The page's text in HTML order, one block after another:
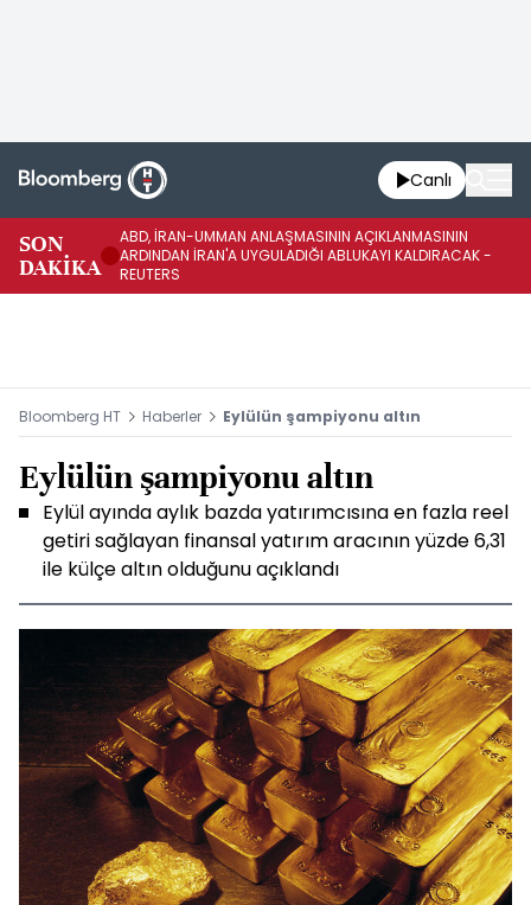
Canlı
SON
DAKİKA
ABD, İRAN-UMMAN ANLAŞMASININ AÇIKLANMASININ
ARDINDAN İRAN'A UYGULADIĞI ABLUKAYI KALDIRACAK -
REUTERS
Bloomberg HT Haberler Eylülün şampiyonu altın
Eylülün şampiyonu altın
Eylül ayında aylık bazda yatırımcısına en fazla reel
getiri sağlayan finansal yatırım aracının yüzde 6,31
ile külçe altın olduğunu açıklandı